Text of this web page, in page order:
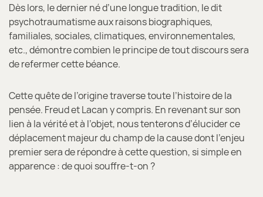
Dès lors, le dernier né d’une longue tradition, le dit
psychotraumatisme aux raisons biographiques,
familiales, sociales, climatiques, environnementales,
etc., démontre combien le principe de tout discours sera
de refermer cette béance.
Cette quête de l’origine traverse toute l’histoire de la
pensée. Freud et Lacan y compris. En revenant sur son
lien à la vérité et à l’objet, nous tenterons d’élucider ce
déplacement majeur du champ de la cause dont l’enjeu
premier sera de répondre à cette question, si simple en
apparence : de quoi souffre-t-on ?